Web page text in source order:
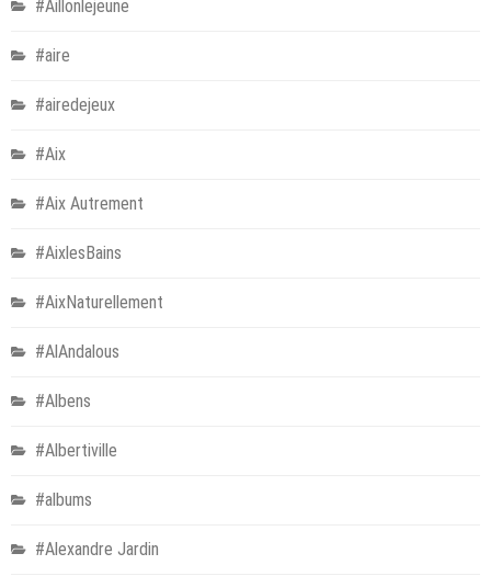
#Aillonlejeune
#aire
#airedejeux
#Aix
#Aix Autrement
#AixlesBains
#AixNaturellement
#AlAndalous
#Albens
#Albertiville
#albums
#Alexandre Jardin